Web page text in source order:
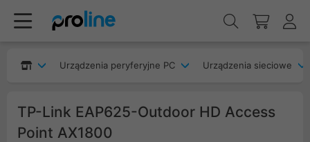
Urządzenia peryferyjne PC Urządzenia sieciowe
TP-Link EAP625-Outdoor HD Access
Point AX1800